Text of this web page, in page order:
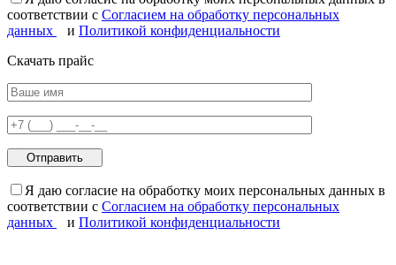
соответствии с Согласием на обработку персональных
данных
и Политикой конфиденциальности
Скачать прайс
Я даю согласие на обработку моих персональных данных в
соответствии с Согласием на обработку персональных
данных
и Политикой конфиденциальности